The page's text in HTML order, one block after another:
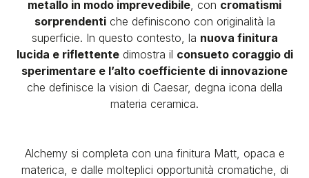
metallo in modo imprevedibile , con cromatismi
sorprendentiche definiscono con originalità la
superficie. In questo contesto, la nuova finitura
lucida e riflettentedimostra il consueto coraggio di
sperimentare e l’alto coefficiente di innovazione
che definisce la vision di Caesar, degna icona della
materia ceramica.
Alchemy si completa con una finitura Matt, opaca e
materica, e dalle molteplici opportunità cromatiche, di